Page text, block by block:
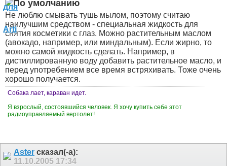
Не люблю смывать тушь мылом, поэтому считаю
наилучшим средством - специальная жидкость для
снятия косметики с глаз. Можно растительным маслом
(авокадо, например, или миндальным). Если жирно, то
можно самой жидкость сделать. Например, в
дистиллированную воду добавить растительное масло, и
перед употребением все время встряхивать. Тоже очень
хорошо получается.
Собака лает, караван идет.
Я взрослый, состоявшийся человек. Я хочу купить себе этот
радиоуправляемый вертолет!
Aster сказал(-а):
11.10.2005 17:34